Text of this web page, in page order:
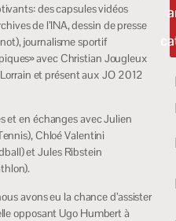
des capsules vidéos
de l’INA, dessin de presse
journalisme sportif
avec Christian Jougleux
et présent aux JO 2012
et en échanges avec Julien
Chloé Valentini
et Jules Ribstein
avons eu la chance d’assister
opposant Ugo Humbert à